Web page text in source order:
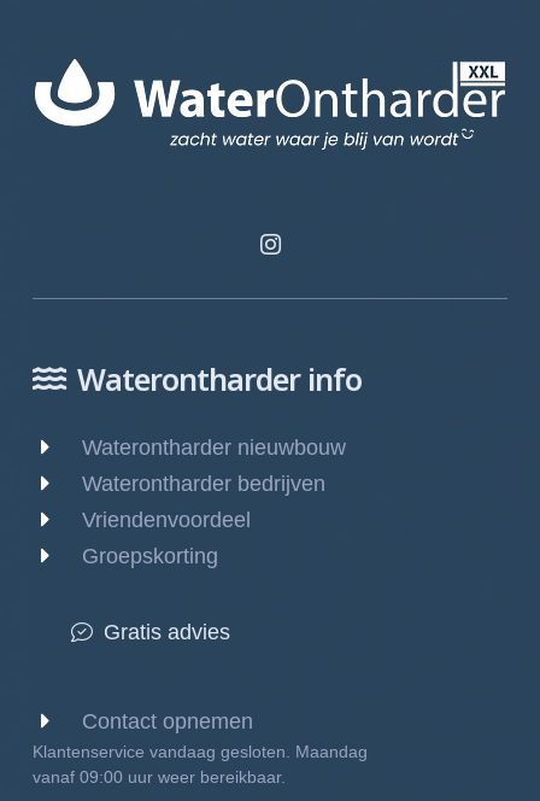
Waterontharder info
Waterontharder nieuwbouw
Waterontharder bedrijven
Vriendenvoordeel
Groepskorting
Gratis advies
Contact opnemen
Klantenservice vandaag gesloten. Maandag
vanaf 09:00 uur weer bereikbaar.